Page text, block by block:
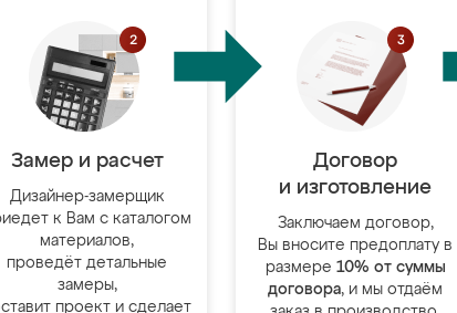
Замер и расчет
Дизайнер-замерщик
к Вам с каталогом
материалов,
проведёт детальные
замеры,
проект и сделает
Договор
и изготовление
Заключаем договор,
Вы вносите предоплату в
размере 10% от суммы
договора, и мы отдаём